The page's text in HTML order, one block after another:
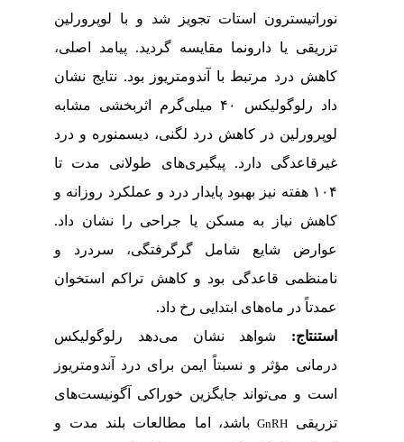
نوراتیسترون استات تجویز شد و با لوپرورلین
تزریقی یا دارونما مقایسه گردید. پیامد اصلی،
کاهش درد مرتبط با آندومتریوز بود. نتایج نشان
داد رلوگولیکس ۴۰ میلی‌گرم اثربخشی مشابه
لوپرورلین در کاهش درد لگنی، دیسمنوره و درد
غیرقاعدگی دارد. پیگیری‌های طولانی‌ مدت تا
۱۰۴ هفته نیز بهبود پایدار درد و عملکرد روزانه و
کاهش نیاز به مسکن یا جراحی را نشان داد.
عوارض شایع شامل گرگرفتگی، سردرد و
نامنظمی قاعدگی بود و کاهش تراکم استخوان
عمدتاً در ماه‌های ابتدایی رخ داد.
استنتاج:شواهد نشان می‌دهد رلوگولیکس
درمانی مؤثر و نسبتاً ایمن برای درد آندومتریوز
است و می‌تواند جایگزین خوراکی آگونیست‌های
تزریقی GnRHباشد، اما مطالعات بلند مدت و